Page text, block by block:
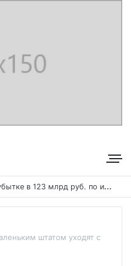
«
Аэрофлот» отчитался об убытке в 123 млрд руб. по итогам года пандемии
штатом уходят с